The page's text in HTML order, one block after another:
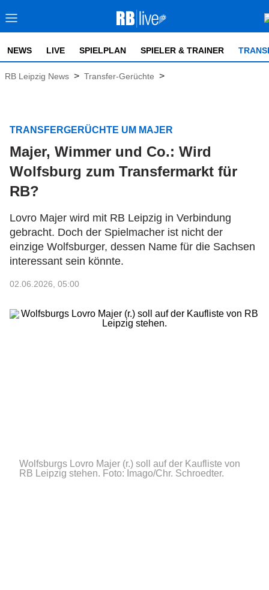
NEWS LIVE SPIELPLAN SPIELER & TRAINER
RB Leipzig News > Transfer-Gerüchte >
TRANSFERGERÜCHTE UM MAJER
Majer, Wimmer und Co.: Wird
Wolfsburg zum Transfermarkt für
RB?
Lovro Majer wird mit RB Leipzig in Verbindung
gebracht. Doch der Spielmacher ist nicht der
einzige Wolfsburger, dessen Name für die Sachsen
interessant sein könnte.
02.06.2026, 05:00
Wolfsburgs Lovro Majer (r.) soll auf der Kaufliste von
RB Leipzig stehen. Foto: Imago/Chr. Schroedter.